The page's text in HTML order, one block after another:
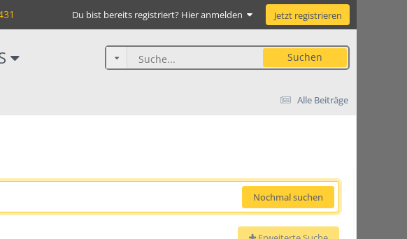
Du bist bereits registriert? Hier anmelden Jetzt registrieren
Suchen
Alle Beiträge
Nochmal suchen